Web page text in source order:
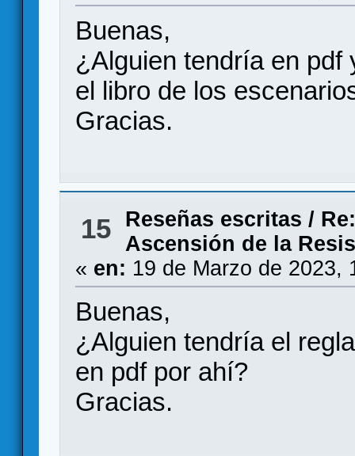
Buenas,
¿Alguien tendría en pdf
el libro de los
Gracias.
15 Reseñas escritas /
Ascensión de la
« en: 19 de Marzo de 2023,
Buenas,
¿Alguien tendría el
en pdf por ahí?
Gracias.